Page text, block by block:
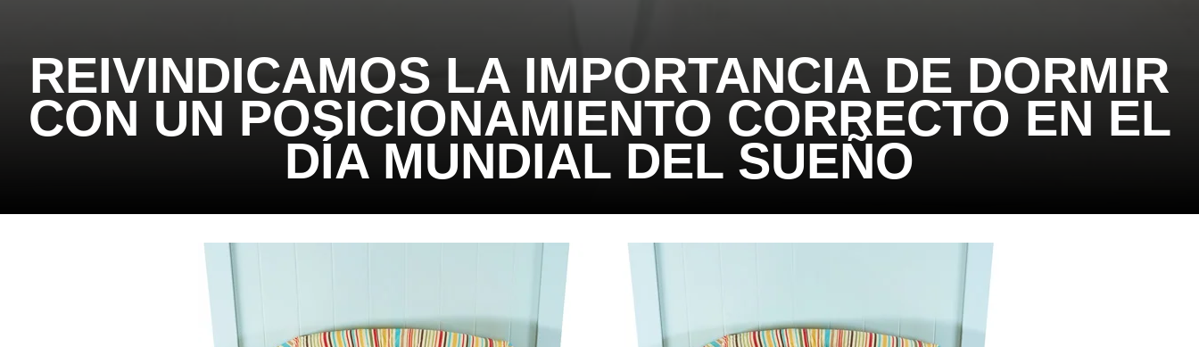
REIVINDICAMOS LA IMPORTANCIA DE DORMIR
CON UN POSICIONAMIENTO CORRECTO EN EL
DÍA MUNDIAL DEL SUEÑO